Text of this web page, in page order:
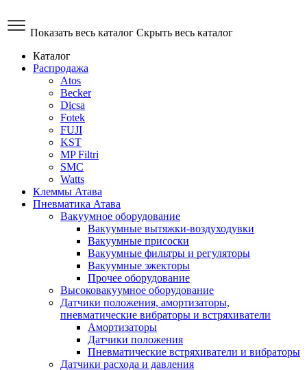
Показать весь каталог Скрыть весь каталог
Каталог
Распродажа
Atos
Becker
Dicsa
Fotek
FUJI
KST
MP Filtri
SMC
Watts
Клеммы Атава
Пневматика Атава
Вакуумное оборудование
Вакуумные вытяжки-воздуходувки
Вакуумные присоски
Вакуумные фильтры и регуляторы
Вакуумные эжекторы
Прочее оборудование
Высоковакуумное оборудование
Датчики положения, амортизаторы,
пневматические вибраторы и встряхиватели
Амортизаторы
Датчики положения
Пневматические встряхиватели и вибраторы
Датчики расхода и давления